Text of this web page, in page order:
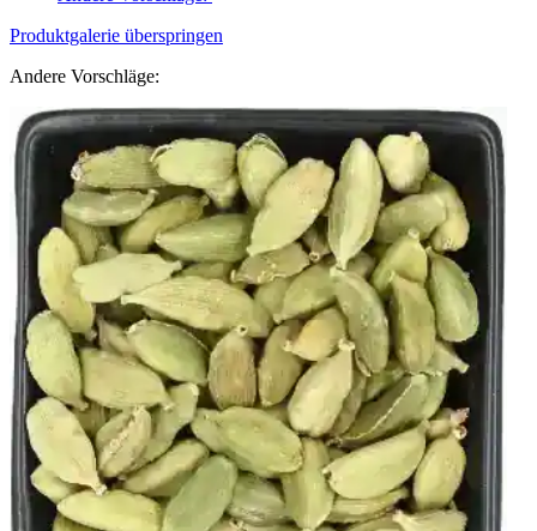
Produktgalerie überspringen
Andere Vorschläge: